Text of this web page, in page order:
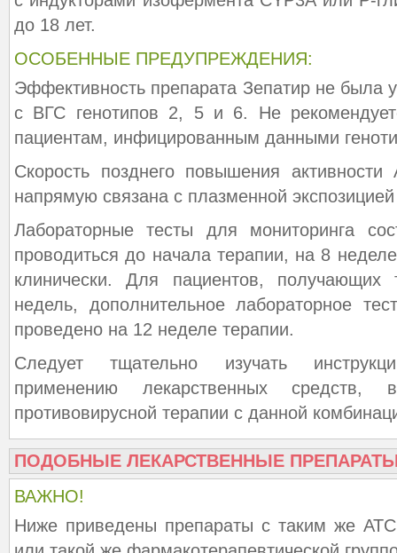
до 18 лет.
ОСОБЕННЫЕ ПРЕДУПРЕЖДЕНИЯ:
Эффективность препарата Зепатир не была
с ВГС генотипов 2, 5 и 6. Не
пациентам, инфицированным данными
Скорость позднего повышения
напрямую связана с плазменной
Лабораторные тесты для мониторинга
проводиться до начала терапии, на 8
клинически. Для пациентов,
недель, дополнительное лабораторное
проведено на 12 неделе терапии.
Следует тщательно изучать
применению лекарственных
противовирусной терапии с данной
ПОДОБНЫЕ ЛЕКАРСТВЕННЫЕ
ВАЖНО!
Ниже приведены препараты с таким же